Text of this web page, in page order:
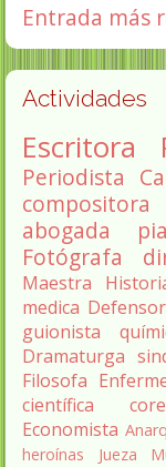
Entrada más
Actividades
Escritora
Periodista
compositora
abogada
Fotógrafa
Maestra
medica
guionista
Dramaturga
Filosofa
científica
Economista
heroínas
Jueza